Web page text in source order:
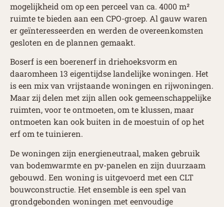
mogelijkheid om op een perceel van ca. 4000 m²
ruimte te bieden aan een CPO-groep. Al gauw waren
er geïnteresseerden en werden de overeenkomsten
gesloten en de plannen gemaakt.
Boserf is een boerenerf in driehoeksvorm en
daaromheen 13 eigentijdse landelijke woningen. Het
is een mix van vrijstaande woningen en rijwoningen.
Maar zij delen met zijn allen ook gemeenschappelijke
ruimten, voor te ontmoeten, om te klussen, maar
ontmoeten kan ook buiten in de moestuin of op het
erf om te tuinieren.
De woningen zijn energieneutraal, maken gebruik
van bodemwarmte en pv-panelen en zijn duurzaam
gebouwd. Een woning is uitgevoerd met een CLT
bouwconstructie. Het ensemble is een spel van
grondgebonden woningen met eenvoudige